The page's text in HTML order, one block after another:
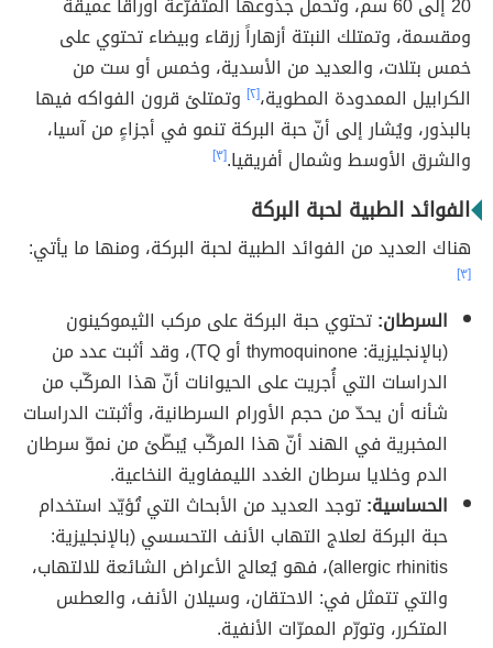
ومقسمة، وتمتلك النبتة أزهاراً زرقاء وبيضاء تحتوي على
خمس بتلات، والعديد من الأسدية، وخمس أو ست من
الكرابيل الممدودة المطوية،[٢]
وتمتلئ قرون الفواكه فيها
بالبذور، ويُشار إلى أنّ حبة البركة تنمو في أجزاءٍ من آسيا،
والشرق الأوسط وشمال أفريقيا.[٣]
الفوائد الطبية لحبة البركة
هناك العديد من الفوائد الطبية لحبة البركة، ومنها ما يأتي:
[٣]
السرطان:تحتوي حبة البركة على مركب الثيموكينون
(بالإنجليزية: thymoquinone أو TQ)، وقد أثبت عدد من
الدراسات التي أُجريت على الحيوانات أنّ هذا المركّب من
شأنه أن يحدّ من حجم الأورام السرطانية، وأثبتت الدراسات
المخبرية في الهند أنّ هذا المركّب يُبطّئ من نموّ سرطان
الدم وخلايا سرطان الغدد الليمفاوية النخاعية.
الحساسية:توجد العديد من الأبحاث التي تُؤيّد استخدام
حبة البركة لعلاج التهاب الأنف التحسسي (بالإنجليزية:
allergic rhinitis)، فهو يُعالج الأعراض الشائعة للالتهاب،
والتي تتمثل في: الاحتقان، وسيلان الأنف، والعطس
المتكرر، وتورّم الممرّات الأنفية.